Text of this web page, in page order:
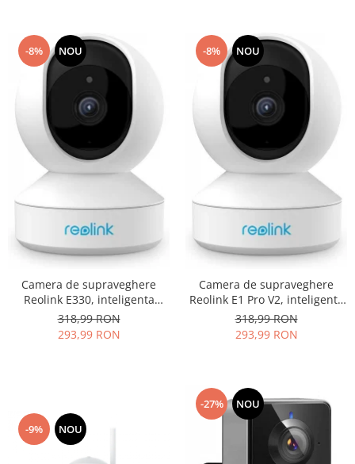
-8% NOU
Camera de supraveghere
Reolink E330, inteligenta
artificiala, WIFI, rezolutie 4MP,
avertizare pe email si prin
notificare pe telefon
318,99 RON
293,99 RON
-8% NOU
Camera de supraveghere
Reolink E1 Pro V2, inteligenta
artificiala, WIFI, rezolutie 4MP,
avertizare pe email si prin
notificare pe telefon
318,99 RON
293,99 RON
-9% NOU
-27% NOU